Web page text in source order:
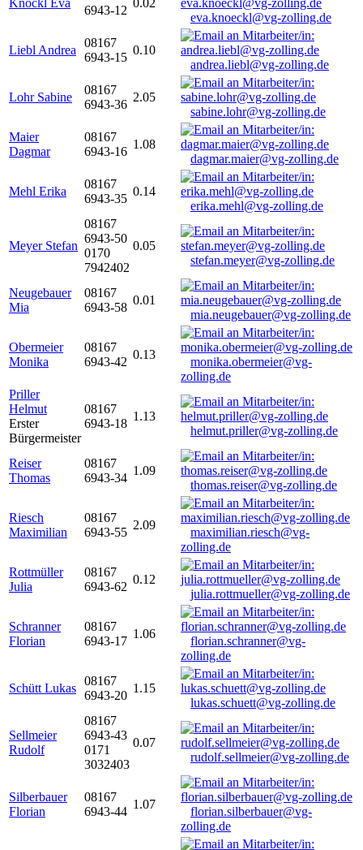
Knöckl Eva
6943-12
0.02
eva.knoeckl@vg-zolling.de
Liebl Andrea
08167
6943-15
0.10
andrea.liebl@vg-zolling.de
Lohr Sabine
08167
6943-36
2.05
sabine.lohr@vg-zolling.de
Maier
Dagmar
08167
6943-16
1.08
dagmar.maier@vg-zolling.de
Mehl Erika
08167
6943-35
0.14
erika.mehl@vg-zolling.de
Meyer Stefan
08167
6943-50
0170
7942402
0.05
stefan.meyer@vg-zolling.de
Neugebauer
Mia
08167
6943-58
0.01
mia.neugebauer@vg-zolling.de
Obermeier
Monika
08167
6943-42
0.13
monika.obermeier@vg-
zolling.de
Priller
Helmut
Erster
Bürgermeister
08167
6943-18
1.13
helmut.priller@vg-zolling.de
Reiser
Thomas
08167
6943-34
1.09
thomas.reiser@vg-zolling.de
Riesch
Maximilian
08167
6943-55
2.09
maximilian.riesch@vg-
zolling.de
Rottmüller
Julia
08167
6943-62
0.12
julia.rottmueller@vg-zolling.de
Schranner
Florian
08167
6943-17
1.06
florian.schranner@vg-
zolling.de
Schütt Lukas
08167
6943-20
1.15
lukas.schuett@vg-zolling.de
Sellmeier
Rudolf
08167
6943-43
0171
3032403
0.07
rudolf.sellmeier@vg-zolling.de
Silberbauer
Florian
08167
6943-44
1.07
florian.silberbauer@vg-
zolling.de